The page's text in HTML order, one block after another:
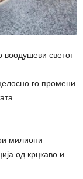
воодушеви светот
го промени
милиони
од крцкаво и